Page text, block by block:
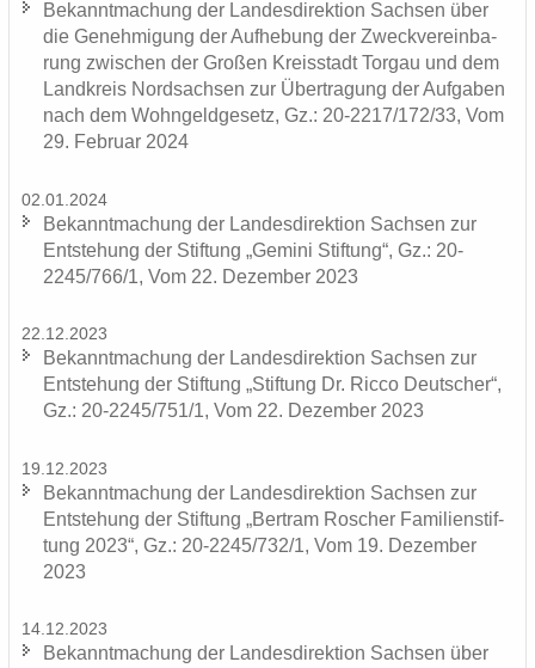
Be­kannt­ma­chung der Lan­des­di­rek­ti­on Sach­sen über
die Ge­neh­mi­gung der Auf­he­bung der Zweck­ver­ein­ba­
rung zwi­schen der Gro­ßen Kreis­stadt Tor­gau und dem
Land­kreis Nord­sach­sen zur Über­tra­gung der Auf­ga­ben
nach dem Wohn­geld­ge­setz, Gz.: 20-2217/172/33, Vom
29. Fe­bru­ar 2024
02.01.2024
Be­kannt­ma­chung der Lan­des­di­rek­ti­on Sach­sen zur
Ent­ste­hung der Stif­tung „Ge­mi­ni Stif­tung“, Gz.: 20-
2245/766/1, Vom 22. De­zem­ber 2023
22.12.2023
Be­kannt­ma­chung der Lan­des­di­rek­ti­on Sach­sen zur
Ent­ste­hung der Stif­tung „Stif­tung Dr. Ricco Deut­scher“,
Gz.: 20-2245/751/1, Vom 22. De­zem­ber 2023
19.12.2023
Be­kannt­ma­chung der Lan­des­di­rek­ti­on Sach­sen zur
Ent­ste­hung der Stif­tung „Bert­ram Ro­scher Fa­mi­li­en­stif­
tung 2023“, Gz.: 20-2245/732/1, Vom 19. De­zem­ber
2023
14.12.2023
Be­kannt­ma­chung der Lan­des­di­rek­ti­on Sach­sen über